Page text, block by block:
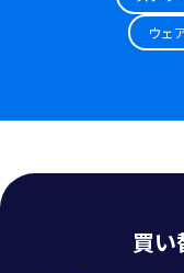
ウェ
買い